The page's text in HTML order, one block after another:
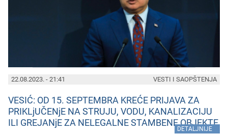
22.08.2023. - 21:41
VESIĆ: OD 15. SEPTEMBRA KREĆE PRIJAVA ZA
PRIKLjUČENjE NA STRUJU, VODU, KANALIZACIJU
ILI GREJANjE ZA NELEGALNE STAMBENE OBJEKTE
DETALJNIJE
VESTI I SAOPŠTENJA